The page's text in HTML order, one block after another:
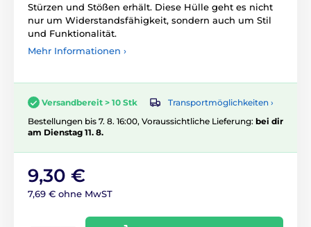
Stürzen und Stößen erhält. Diese Hülle geht es nicht
nur um Widerstandsfähigkeit, sondern auch um Stil
und Funktionalität.
Mehr Informationen ›
Versandbereit > 10 Stk
Transportmöglichkeiten ›
Bestellungen bis 7. 8. 16:00, Voraussichtliche Lieferung: bei dir
am Dienstag 11. 8.
9,30 €
7,69 € ohne MwST